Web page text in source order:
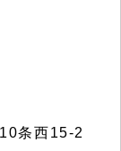
条西15-2